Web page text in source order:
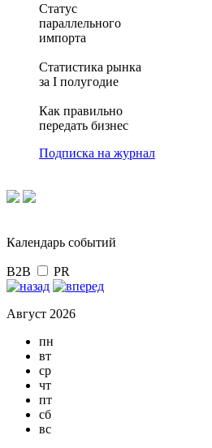
Статус
параллельного
импорта
Статистика рынка
за I полугодие
Как правильно
передать бизнес
Подписка на журнал
Календарь событий
B2B PR
Август 2026
пн
вт
ср
чт
пт
сб
вс